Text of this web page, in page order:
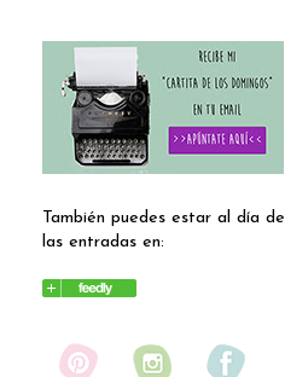
También puedes estar al día de
las entradas en: